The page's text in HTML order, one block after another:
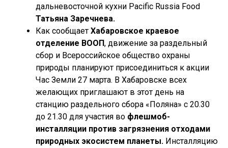
дальневосточной кухни Pacific Russia Food
Татьяна Заречнева.
Как сообщает Хабаровское краевое
отделение ВООП, движение за раздельный
сбор и Всероссийское общество охраны
природы планируют присоединиться к акции
Час Земли 27 марта. В Хабаровске всех
желающих приглашают в этот день на
станцию раздельного сбора «Поляна» с 20.30
до 21.30 для участия во флешмоб-
инсталляции против загрязнения отходами
природных экосистем планеты. Инсталляцию